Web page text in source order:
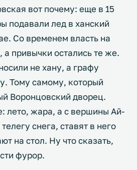
вот почему: еще в 15
подавали лед в ханский
Со временем власть на
а привычки остались те же.
не хану, а графу
Тому самому, который
Воронцовский дворец.
лето, жара, а с вершины Ай-
снега, ставят в него
на стол. Ну что сказать,
фурор.